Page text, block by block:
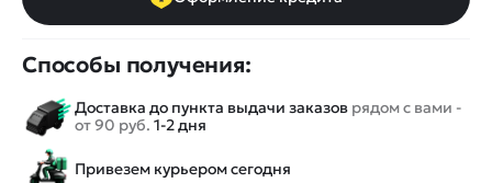
Способы получения:
Доставка до пункта выдачи заказов рядом с вами -
от 90 руб. 1-2 дня
Привезем курьером сегодня